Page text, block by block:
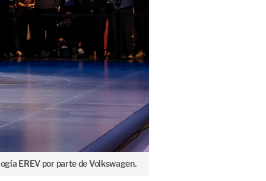
EREV por parte de Volkswagen.